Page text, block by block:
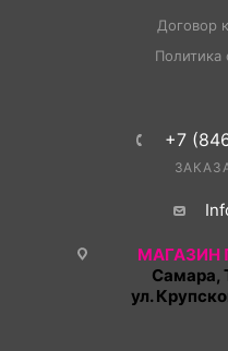
Договор
Политика
+7
МАГАЗИН
ул.